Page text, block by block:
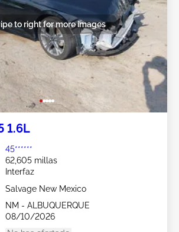
to right for more images
1.6L
45******
62,605 millas
Interfaz
Salvage New Mexico
NM - ALBUQUERQUE
08/10/2026